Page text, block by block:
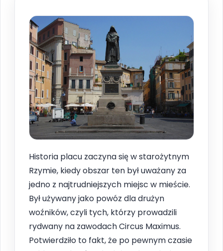
Historia placu zaczyna się w starożytnym
Rzymie, kiedy obszar ten był uważany za
jedno z najtrudniejszych miejsc w mieście.
Był używany jako powóz dla drużyn
woźników, czyli tych, którzy prowadzili
rydwany na zawodach Circus Maximus.
Potwierdziło to fakt, że po pewnym czasie